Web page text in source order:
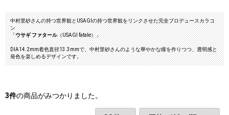
中村里砂さんの持つ世界観とUSAGIの持つ世界観をリンクさせた完全プロデュースカラコ
ン
「ウサギ ファタール（USAGI fatale）」
DIA14.2mm着色直径13.3mmで、中村里砂さんのような華やかな瞳を作りつつ、透明感と
発色を楽しめるデザインです。
3件の商品がみつかりました。